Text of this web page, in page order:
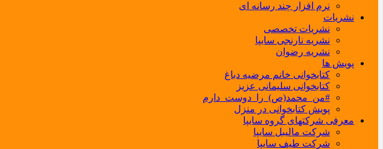
نرم افزار چند رسانه ای
نشریات
نشریات تخصصی
نشریه نارنجی سایپا
نشریه رضوان
پویش ها
کتابخوانی خانم مرضیه دباغ
کتابخوانی سلیمانی عزیز
#من_محمد(ص)_را_دوست_دارم
پویش کتابخوانی در منزل
معرفی شرکتهای گروه سایپا
شرکت مالیبل سایپا
شرکت طیف سایپا